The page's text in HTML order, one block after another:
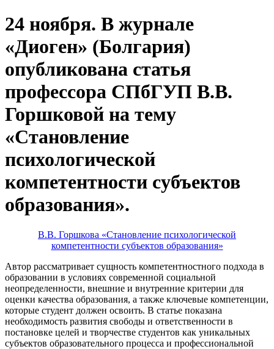
24 ноября. В журнале
«Диоген» (Болгария)
опубликована статья
профессора СПбГУП В.В.
Горшковой на тему
«Становление
психологической
компетентности субъектов
образования».
В.В. Горшкова «Становление психологической
компетентности субъектов образования»
Автор рассматривает сущность компетентностного подхода в
образовании в условиях современной социальной
неопределенности, внешние и внутренние критерии для
оценки качества образования, а также ключевые компетенции,
которые студент должен освоить. В статье показана
необходимость развития свободы и ответственности в
постановке целей и творчестве студентов как уникальных
субъектов образовательного процесса и профессиональной